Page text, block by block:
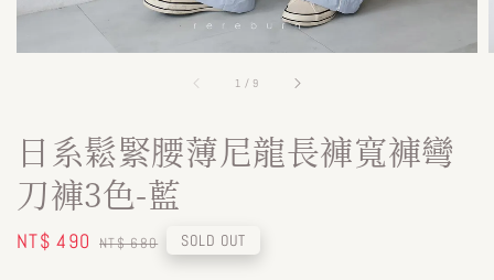
1 / 9
日系鬆緊腰薄尼龍長褲寬褲彎
刀褲3色-藍
Sale
NT$ 490 Regular
NT$ 680 SOLD OUT